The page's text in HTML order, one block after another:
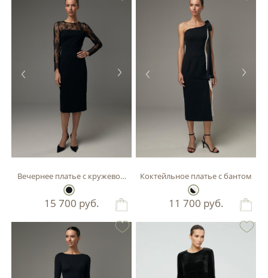
Вечернее платье с кружевом шантильи
15 700 руб.
Коктейльное платье с бантом
11 700 руб.